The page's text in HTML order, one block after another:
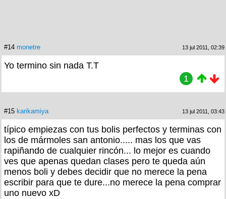
#14 monetre 13 jul 2011, 02:39
Yo termino sin nada T.T
1
#15 karikamiya 13 jul 2011, 03:43
típico empiezas con tus bolis perfectos y terminas con
los de mármoles san antonio..... mas los que vas
rapiñando de cualquier rincón... lo mejor es cuando
ves que apenas quedan clases pero te queda aún
menos boli y debes decidir que no merece la pena
escribir para que te dure...no merece la pena comprar
uno nuevo xD